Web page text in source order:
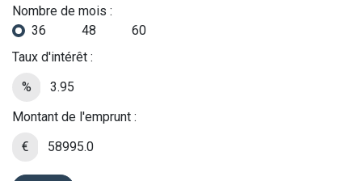
Nombre de mois :
36
48
60
Taux d'intérêt :
%
Montant de l'emprunt :
€